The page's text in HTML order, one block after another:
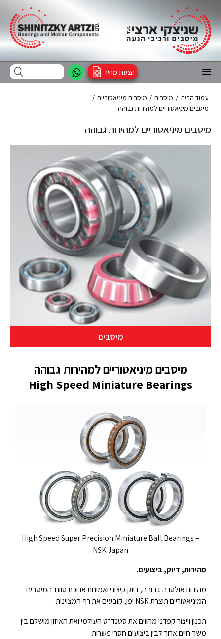
הצעת מחיר
עמוד הבית / מיסבים / מיסבים מיניאטוריים /
מיסבים מיניאטוריים למהירות גבוהה
מיסבים מיניאטוריים למהירות גבוהה
מיסבים
מיסבים מיניאטוריים למהירות גבוהה
High Speed Miniature Bearings
High Speed Super Precision Miniature Ball Bearings –
NSK Japan
מהירות, דיוק, ביצועים.
מהירות אולטרה-גבוהה, דיוק קיצוני ואמינות ארוכת טווח. המיסבים
המיניאטוריים תוצרת NSK יפן, קובעים את רף המצוינות.
תכנון וייצור קפדני מהווים את סטנדרט העולמי ואת האיזון מושלם בין
משך חיים ארוך לבין ביצועים חסרי פשרות.